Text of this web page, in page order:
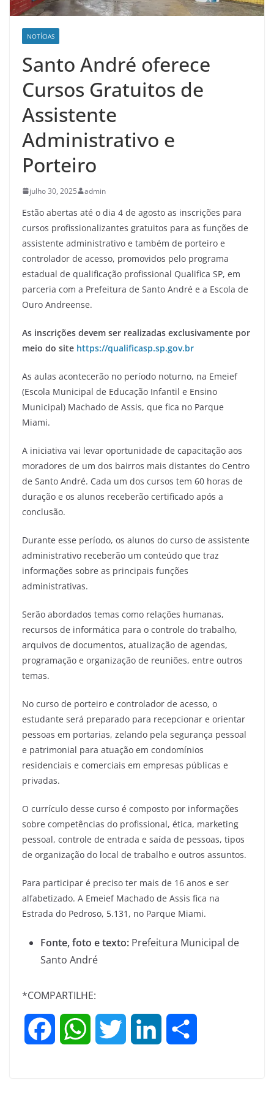
NOTÍCIAS
Santo André oferece
Cursos Gratuitos de
Assistente
Administrativo e
Porteiro
julho 30, 2025 admin
Estão abertas até o dia 4 de agosto as inscrições para
cursos profissionalizantes gratuitos para as funções de
assistente administrativo e também de porteiro e
controlador de acesso, promovidos pelo programa
estadual de qualificação profissional Qualifica SP, em
parceria com a Prefeitura de Santo André e a Escola de
Ouro Andreense.
As inscrições devem ser realizadas exclusivamente por
meio do site https://qualificasp.sp.gov.br
As aulas acontecerão no período noturno, na Emeief
(Escola Municipal de Educação Infantil e Ensino
Municipal) Machado de Assis, que fica no Parque
Miami.
A iniciativa vai levar oportunidade de capacitação aos
moradores de um dos bairros mais distantes do Centro
de Santo André. Cada um dos cursos tem 60 horas de
duração e os alunos receberão certificado após a
conclusão.
Durante esse período, os alunos do curso de assistente
administrativo receberão um conteúdo que traz
informações sobre as principais funções
administrativas.
Serão abordados temas como relações humanas,
recursos de informática para o controle do trabalho,
arquivos de documentos, atualização de agendas,
programação e organização de reuniões, entre outros
temas.
No curso de porteiro e controlador de acesso, o
estudante será preparado para recepcionar e orientar
pessoas em portarias, zelando pela segurança pessoal
e patrimonial para atuação em condomínios
residenciais e comerciais em empresas públicas e
privadas.
O currículo desse curso é composto por informações
sobre competências do profissional, ética, marketing
pessoal, controle de entrada e saída de pessoas, tipos
de organização do local de trabalho e outros assuntos.
Para participar é preciso ter mais de 16 anos e ser
alfabetizado. A Emeief Machado de Assis fica na
Estrada do Pedroso, 5.131, no Parque Miami.
Fonte, foto e texto: Prefeitura Municipal de
Santo André
*COMPARTILHE: